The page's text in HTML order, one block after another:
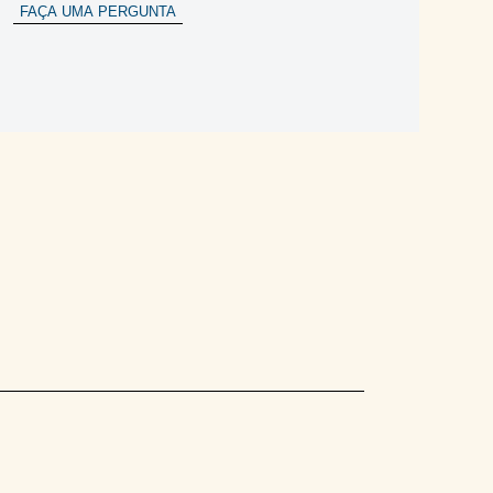
FAÇA UMA PERGUNTA